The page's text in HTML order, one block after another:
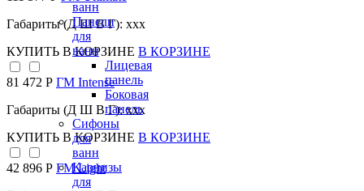
ванн
Панели
для
ванн
Лицевая
панель
Боковая
панель
Сифоны
для
ванн
Карнизы
для
Габариты (Д Ш В Г): xxx
КУПИТЬ В КОРЗИНЕ В КОРЗИНЕ
81 472 Р ГМ Intense
Габариты (Д Ш В Г): xxx
КУПИТЬ В КОРЗИНЕ В КОРЗИНЕ
42 896 Р ГМ Light